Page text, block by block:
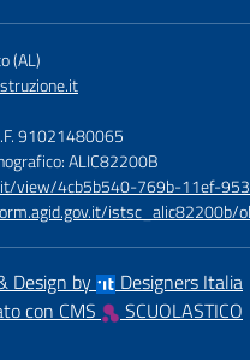
(AL)
91021480065
ALIC82200B
view/4cb5b540-769b-11ef-
Design by
Designers Italia
con CMS
SCUOLASTICO